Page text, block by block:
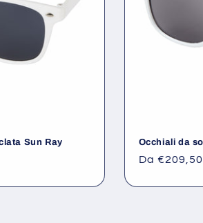
Sun Ray Occhiali da
Prezzo
Da €209,50